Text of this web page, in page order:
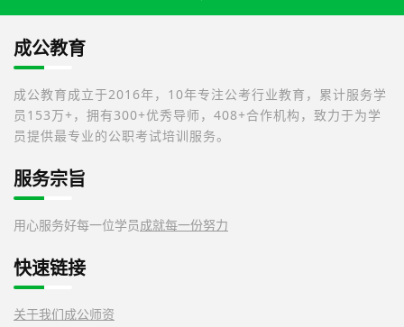
成公教育
成公教育成立于2016年，10年专注公考行业教育，累计服务学
员153万+，拥有300+优秀导师，408+合作机构，致力于为学
员提供最专业的公职考试培训服务。
服务宗旨
用心服务好每一位学员成就每一份努力
快速链接
关于我们成公师资